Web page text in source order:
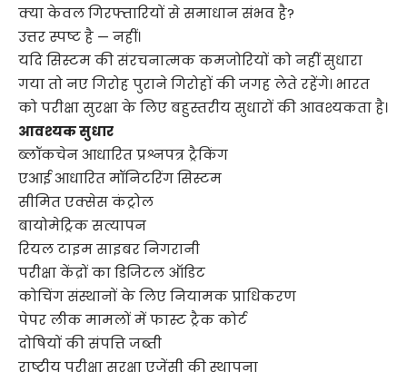
क्या केवल गिरफ्तारियों से समाधान संभव है?
उत्तर स्पष्ट है — नहीं।
यदि सिस्टम की संरचनात्मक कमजोरियों को नहीं सुधारा
गया तो नए गिरोह पुराने गिरोहों की जगह लेते रहेंगे। भारत
को परीक्षा सुरक्षा के लिए बहुस्तरीय सुधारों की आवश्यकता है।
आवश्यक सुधार
ब्लॉकचेन आधारित प्रश्नपत्र ट्रैकिंग
एआई आधारित मॉनिटरिंग सिस्टम
सीमित एक्सेस कंट्रोल
बायोमेट्रिक सत्यापन
रियल टाइम साइबर निगरानी
परीक्षा केंद्रों का डिजिटल ऑडिट
कोचिंग संस्थानों के लिए नियामक प्राधिकरण
पेपर लीक मामलों में फास्ट ट्रैक कोर्ट
दोषियों की संपत्ति जब्ती
राष्ट्रीय परीक्षा सुरक्षा एजेंसी की स्थापना